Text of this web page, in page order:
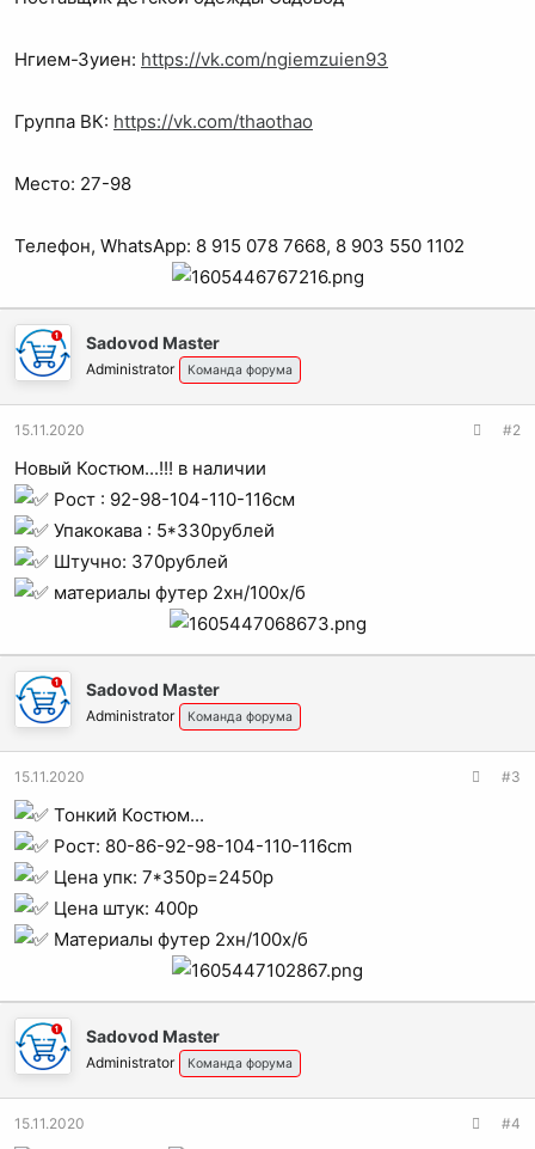
Нгием-Зуиен: https://vk.com/ngiemzuien93
Группа ВК: https://vk.com/thaothao
Место: 27-98
Телефон, WhatsApp: 8 915 078 7668, 8 903 550 1102
Sadovod Master
Administrator Команда форума
15.11.2020 #2
Новый Костюм...!!! в наличии
Рост : 92-98-104-110-116см
Упакокава : 5*330рублей
Штучно: 370рублей
материалы футер 2хн/100х/б
Sadovod Master
Administrator Команда форума
15.11.2020 #3
Тонкий Костюм...
Рост: 80-86-92-98-104-110-116cm
Цена упк: 7*350p=2450р
Цена штук: 400p
Материалы футер 2хн/100х/б
Sadovod Master
Administrator Команда форума
15.11.2020 #4